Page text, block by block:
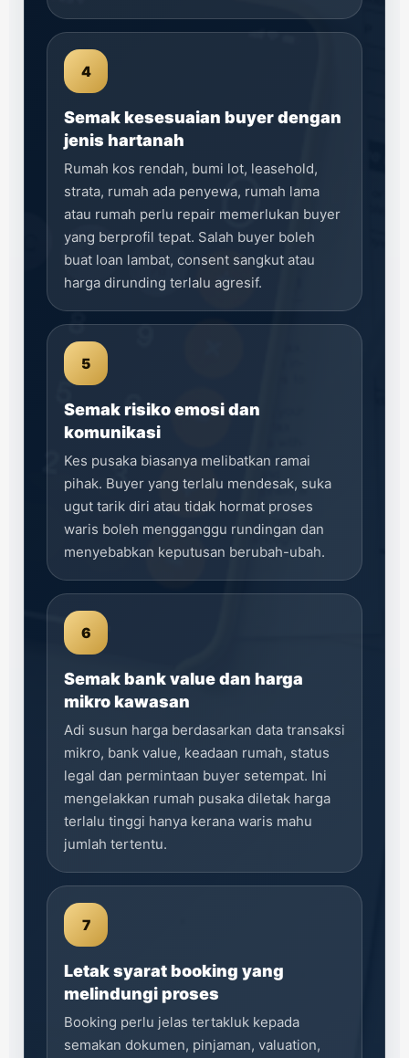
4
Semak kesesuaian buyer dengan
jenis hartanah
Rumah kos rendah, bumi lot, leasehold,
strata, rumah ada penyewa, rumah lama
atau rumah perlu repair memerlukan buyer
yang berprofil tepat. Salah buyer boleh
buat loan lambat, consent sangkut atau
harga dirunding terlalu agresif.
5
Semak risiko emosi dan
komunikasi
Kes pusaka biasanya melibatkan ramai
pihak. Buyer yang terlalu mendesak, suka
ugut tarik diri atau tidak hormat proses
waris boleh mengganggu rundingan dan
menyebabkan keputusan berubah-ubah.
6
Semak bank value dan harga
mikro kawasan
Adi susun harga berdasarkan data transaksi
mikro, bank value, keadaan rumah, status
legal dan permintaan buyer setempat. Ini
mengelakkan rumah pusaka diletak harga
terlalu tinggi hanya kerana waris mahu
jumlah tertentu.
7
Letak syarat booking yang
melindungi proses
Booking perlu jelas tertakluk kepada
semakan dokumen, pinjaman, valuation,